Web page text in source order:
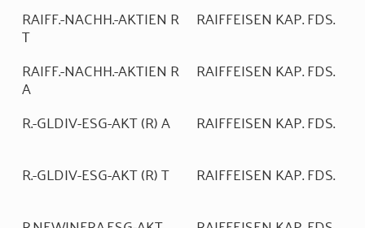
RAIFF.-NACHH.-AKTIEN R
T
RAIFFEISEN KAP. FDS.
RAIFF.-NACHH.-AKTIEN R
A
RAIFFEISEN KAP. FDS.
R.-GLDIV-ESG-AKT (R) A
RAIFFEISEN KAP. FDS.
R.-GLDIV-ESG-AKT (R) T
RAIFFEISEN KAP. FDS.